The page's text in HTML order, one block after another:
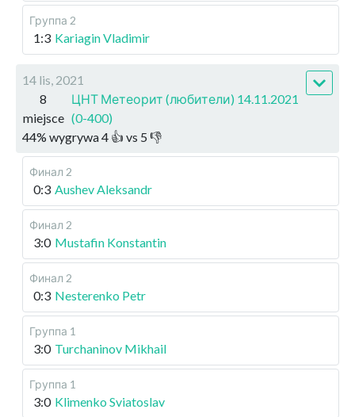
Группа 2
1:3 Kariagin Vladimir
14 lis, 2021
8
miejsce
ЦНТ Метеорит (любители) 14.11.2021
(0-400)
44% wygrywa4 👍 vs 5 👎
Финал 2
0:3 Aushev Aleksandr
Финал 2
3:0 Mustafin Konstantin
Финал 2
0:3 Nesterenko Petr
Группа 1
3:0 Turchaninov Mikhail
Группа 1
3:0 Klimenko Sviatoslav